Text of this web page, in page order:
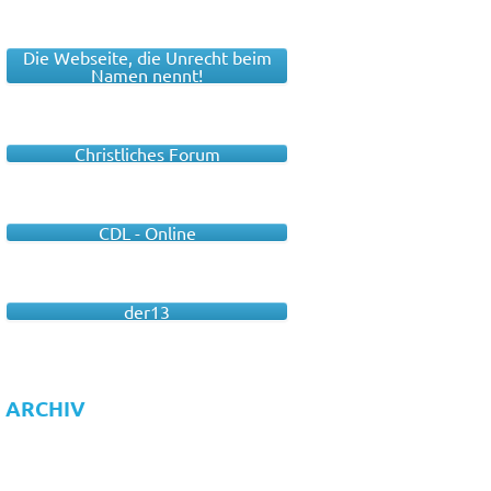
Die Webseite, die Unrecht beim
Namen nennt!
Christliches Forum
CDL - Online
der13
ARCHIV